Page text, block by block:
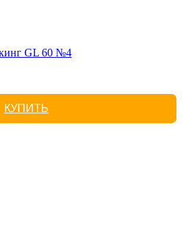
GL 60 №4
КУПИТЬ